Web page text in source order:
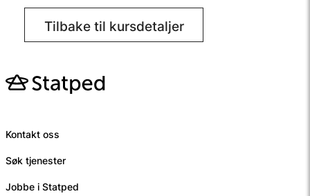
Tilbake til kursdetaljer
Kontakt oss
Søk tjenester
Jobbe i Statped